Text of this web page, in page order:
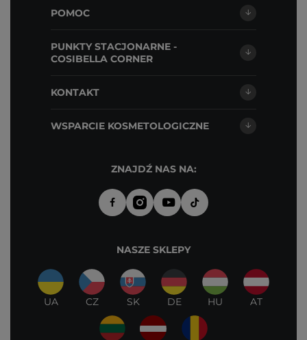
POMOC
PUNKTY STACJONARNE -
COSIBELLA CORNER
KONTAKT
WSPARCIE KOSMETOLOGICZNE
ZNAJDŹ NAS NA:
NASZE SKLEPY
UA CZ SK DE HU AT